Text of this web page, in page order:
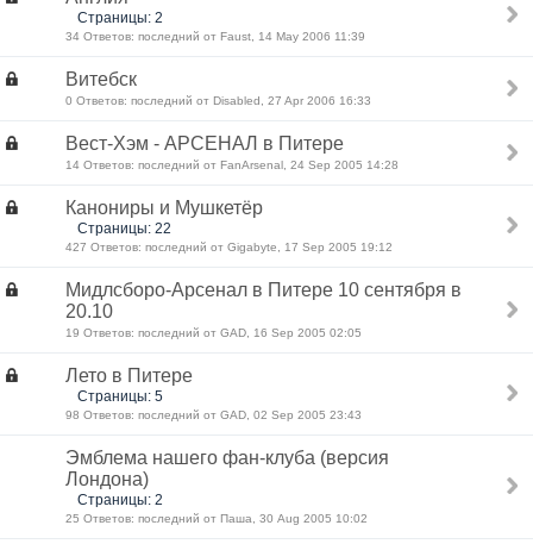
Страницы: 2
34 Ответов: последний от Faust, 14 May 2006 11:39
Витебск
0 Ответов: последний от Disabled, 27 Apr 2006 16:33
Вест-Хэм - АРСЕНАЛ в Питере
14 Ответов: последний от FanArsenal, 24 Sep 2005 14:28
Канониры и Мушкетёр
Страницы: 22
427 Ответов: последний от Gigabyte, 17 Sep 2005 19:12
Мидлсборо-Арсенал в Питере 10 сентября в
20.10
19 Ответов: последний от GAD, 16 Sep 2005 02:05
Лето в Питере
Страницы: 5
98 Ответов: последний от GAD, 02 Sep 2005 23:43
Эмблема нашего фан-клуба (версия
Лондона)
Страницы: 2
25 Ответов: последний от Паша, 30 Aug 2005 10:02